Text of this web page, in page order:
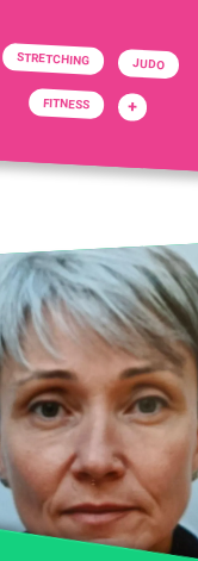
STRETCHING JUDO
FITNESS +